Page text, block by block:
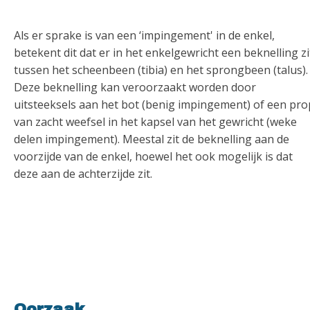
Als er sprake is van een ‘impingement' in de enkel,
betekent dit dat er in het enkelgewricht een beknelling
tussen het scheenbeen (tibia) en het sprongbeen (talus).
Deze beknelling kan veroorzaakt worden door
uitsteeksels aan het bot (benig impingement) of een
van zacht weefsel in het kapsel van het gewricht (weke
delen impingement). Meestal zit de beknelling aan de
voorzijde van de enkel, hoewel het ook mogelijk is dat
deze aan de achterzijde zit.